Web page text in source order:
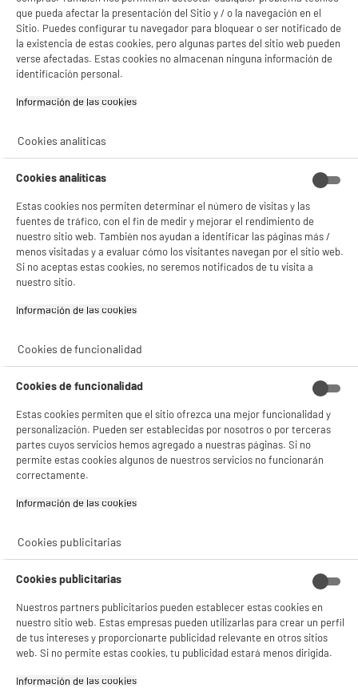
DEPOT
Con el fin de mejorar tu experiencia, y tras tu consentimiento, ELECTRO DEPOT
- compartir contenido adaptado a tus preferencias
- ofrecer publicidad y comunicaciones personalizadas
- facilitar el intercambio de contenido en las redes sociales
- analizar el tráfico en nuestro sitio web Consulta la política de cookies.
Consulta la política de cookies.
estadísticas anónimas basadas en tu navegación. Puedes oponerte a su uso
¡Buena visita!
que pueda afectar la presentación del Sitio y / o la navegación en el
Sitio. Puedes configurar tu navegador para bloquear o ser notificado de
la existencia de estas cookies, pero algunas partes del sitio web pueden
verse afectadas. Estas cookies no almacenan ninguna información de
identificación personal.
Información de las cookies‎
Cookies analíticas
Cookies analíticas
Estas cookies nos permiten determinar el número de visitas y las
fuentes de tráfico, con el fin de medir y mejorar el rendimiento de
nuestro sitio web. También nos ayudan a identificar las páginas más /
menos visitadas y a evaluar cómo los visitantes navegan por el sitio web.
Si no aceptas estas cookies, no seremos notificados de tu visita a
nuestro sitio.
Información de las cookies‎
Cookies de funcionalidad
Cookies de funcionalidad
Estas cookies permiten que el sitio ofrezca una mejor funcionalidad y
personalización. Pueden ser establecidas por nosotros o por terceras
partes cuyos servicios hemos agregado a nuestras páginas. Si no
permite estas cookies algunos de nuestros servicios no funcionarán
correctamente.
Información de las cookies‎
Cookies publicitarias
Cookies publicitarias
Nuestros partners publicitarios pueden establecer estas cookies en
nuestro sitio web. Estas empresas pueden utilizarlas para crear un perfil
de tus intereses y proporcionarte publicidad relevante en otros sitios
web. Si no permite estas cookies, tu publicidad estará menos dirigida.
Información de las cookies‎